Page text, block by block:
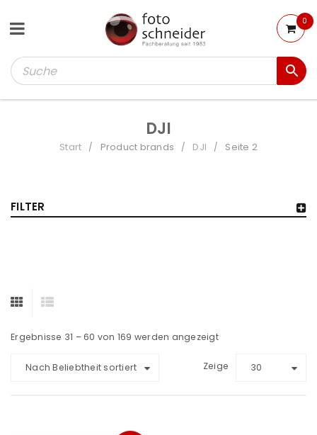
0
DJI
Start / Product brands / DJI / Seite 2
FILTER
Ergebnisse 31 – 60 von 169 werden angezeigt
Nach Beliebtheit sortiert Zeige 30